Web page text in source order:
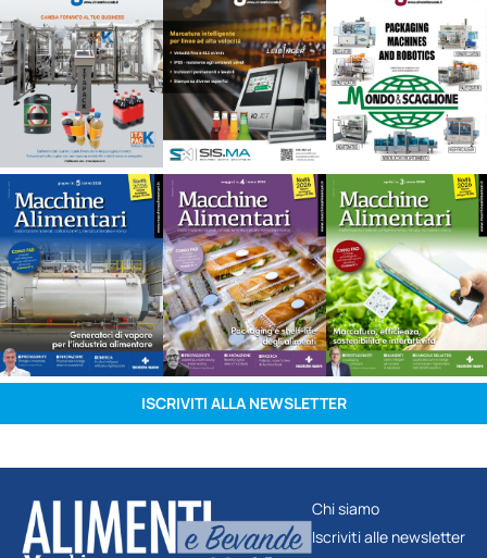
ISCRIVITI ALLA NEWSLETTER
Chi siamo
Iscriviti alle newsletter